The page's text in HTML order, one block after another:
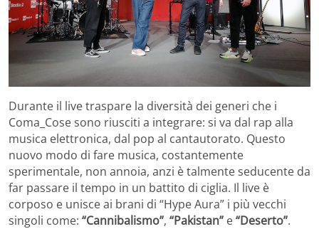
Durante il live traspare la diversità dei generi che i
Coma_Cose sono riusciti a integrare: si va dal rap alla
musica elettronica, dal pop al cantautorato. Questo
nuovo modo di fare musica, costantemente
sperimentale, non annoia, anzi è talmente seducente da
far passare il tempo in un battito di ciglia. Il live è
corposo e unisce ai brani di “Hype Aura” i più vecchi
singoli come: “Cannibalismo”, “Pakistan” e“Deserto”.